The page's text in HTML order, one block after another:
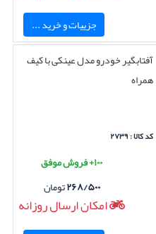
جزییات و خرید ...
آفتابگیر خودرو مدل عینکی با کیف
همراه
کد کالا : ۲۷۳۹
۱۰۰+ فروش موفق
۲۶۸/۵۰۰تومان
امکان ارسال روزانه